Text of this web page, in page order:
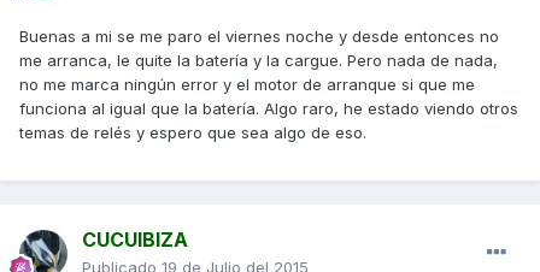
Buenas a mi se me paro el viernes noche y desde entonces no
me arranca, le quite la batería y la cargue. Pero nada de nada,
no me marca ningún error y el motor de arranque si que me
funciona al igual que la batería. Algo raro, he estado viendo otros
temas de relés y espero que sea algo de eso.
CUCUIBIZA
Publicado 19 de Julio del 2015